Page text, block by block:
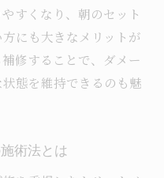
すくなり、朝のセット
にも大きなメリットが
修することで、ダメー
態を維持できるのも魅
術法とは